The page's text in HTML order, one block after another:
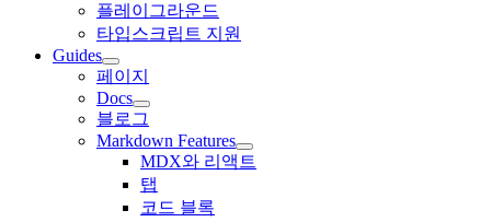
플레이그라운드
타입스크립트 지원
Guides
페이지
Docs
블로그
Markdown Features
MDX와 리액트
탭
코드 블록